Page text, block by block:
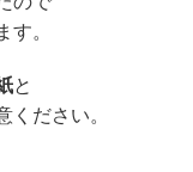
す。
と
ください。